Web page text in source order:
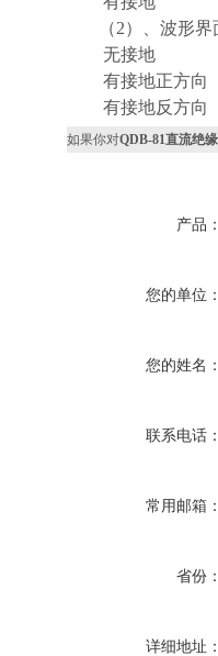
（2）、波形界
无接地
有接地正方向
有接地反方向
如果你对QDB-81直流绝
产品
您的单位
您的姓名
联系电话
常用邮箱
省份
详细地址